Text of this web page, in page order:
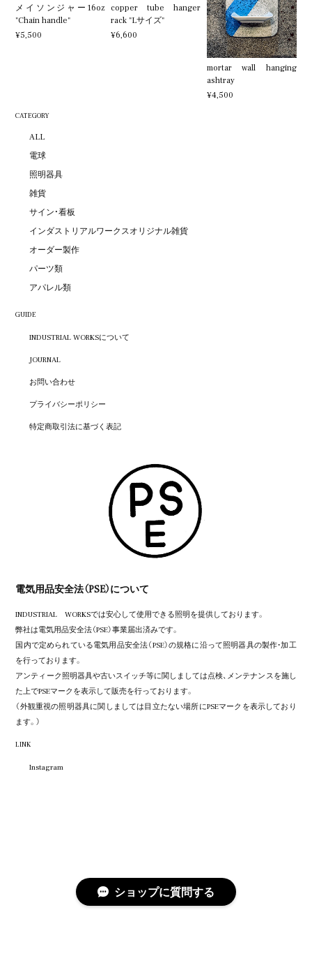
メイソンジャー16oz
"Chain handle"
¥5,500
copper tube hanger
rack "Lサイズ"
¥6,600
mortar wall hanging
ashtray
¥4,500
CATEGORY
ALL
電球
照明器具
雑貨
サイン・看板
インダストリアルワークスオリジナル雑貨
オーダー製作
パーツ類
アパレル類
GUIDE
INDUSTRIAL WORKSについて
JOURNAL
お問い合わせ
プライバシーポリシー
特定商取引法に基づく表記
電気用品安全法（PSE）について
INDUSTRIAL WORKSでは安心して使用できる照明を提供しております。
弊社は電気用品安全法（PSE）事業届出済みです。
国内で定められている電気用品安全法（PSE）の規格に沿って照明器具の製作・加工
を行っております。
アンティーク照明器具や古いスイッチ等に関しましては点検、メンテナンスを施し
た上でPSEマークを表示して販売を行っております。
（外観重視の照明器具に関しましては目立たない場所にPSEマークを表示しており
ます。）
LINK
Instagram
ショップに質問する